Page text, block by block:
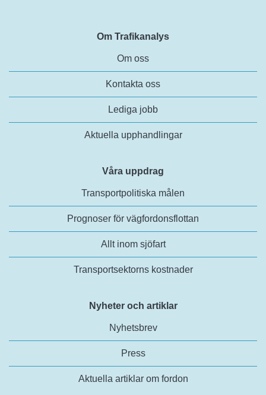
Om Trafikanalys
Om oss
Kontakta oss
Lediga jobb
Aktuella upphandlingar
Våra uppdrag
Transportpolitiska målen
Prognoser för vägfordonsflottan
Allt inom sjöfart
Transportsektorns kostnader
Nyheter och artiklar
Nyhetsbrev
Press
Aktuella artiklar om fordon